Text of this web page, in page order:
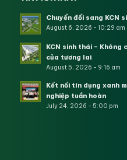
Chuyển đổi sang KCN
August 6, 2026 - 10:29 am
KCN sinh thái – Không
của tương lai
August 5, 2026 - 9:16 am
Kết nối tín dụng xanh
nghiệp tuần hoàn
July 24, 2026 - 5:00 pm